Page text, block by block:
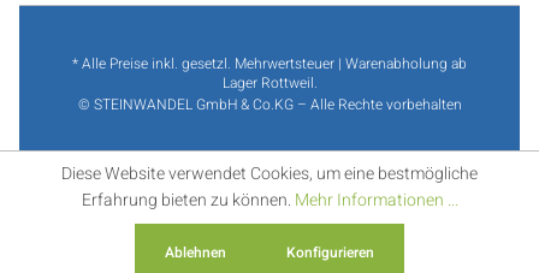
* Alle Preise inkl. gesetzl. Mehrwertsteuer | Warenabholung ab
Lager Rottweil.
© STEINWANDEL GmbH & Co.KG – Alle Rechte vorbehalten
Diese Website verwendet Cookies, um eine bestmögliche
Erfahrung bieten zu können. Mehr Informationen ...
Ablehnen Konfigurieren